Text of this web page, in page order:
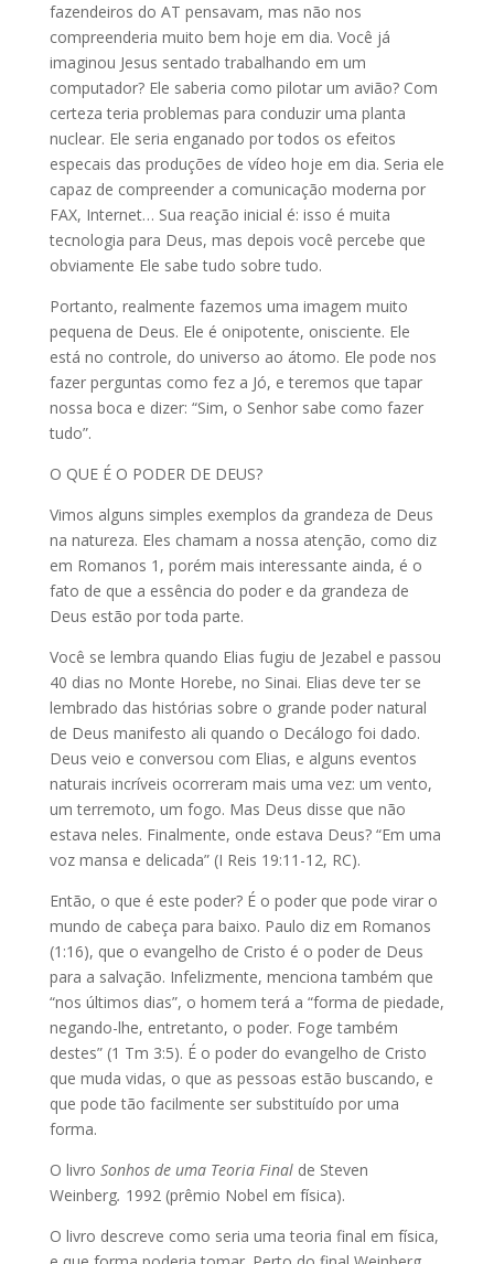
fazendeiros do AT pensavam, mas não nos
compreenderia muito bem hoje em dia. Você já
imaginou Jesus sentado trabalhando em um
computador? Ele saberia como pilotar um avião? Com
certeza teria problemas para conduzir uma planta
nuclear. Ele seria enganado por todos os efeitos
especais das produções de vídeo hoje em dia. Seria ele
capaz de compreender a comunicação moderna por
FAX, Internet… Sua reação inicial é: isso é muita
tecnologia para Deus, mas depois você percebe que
obviamente Ele sabe tudo sobre tudo.
Portanto, realmente fazemos uma imagem muito
pequena de Deus. Ele é onipotente, onisciente. Ele
está no controle, do universo ao átomo. Ele pode nos
fazer perguntas como fez a Jó, e teremos que tapar
nossa boca e dizer: “Sim, o Senhor sabe como fazer
tudo”.
O QUE É O PODER DE DEUS?
Vimos alguns simples exemplos da grandeza de Deus
na natureza. Eles chamam a nossa atenção, como diz
em Romanos 1, porém mais interessante ainda, é o
fato de que a essência do poder e da grandeza de
Deus estão por toda parte.
Você se lembra quando Elias fugiu de Jezabel e passou
40 dias no Monte Horebe, no Sinai. Elias deve ter se
lembrado das histórias sobre o grande poder natural
de Deus manifesto ali quando o Decálogo foi dado.
Deus veio e conversou com Elias, e alguns eventos
naturais incríveis ocorreram mais uma vez: um vento,
um terremoto, um fogo. Mas Deus disse que não
estava neles. Finalmente, onde estava Deus? “Em uma
voz mansa e delicada” (I Reis 19:11-12, RC).
Então, o que é este poder? É o poder que pode virar o
mundo de cabeça para baixo. Paulo diz em Romanos
(1:16), que o evangelho de Cristo é o poder de Deus
para a salvação. Infelizmente, menciona também que
“nos últimos dias”, o homem terá a “forma de piedade,
negando-lhe, entretanto, o poder. Foge também
destes” (1 Tm 3:5). É o poder do evangelho de Cristo
que muda vidas, o que as pessoas estão buscando, e
que pode tão facilmente ser substituído por uma
forma.
O livro Sonhos de uma Teoria Final de Steven
Weinberg. 1992 (prêmio Nobel em física).
O livro descreve como seria uma teoria final em física,